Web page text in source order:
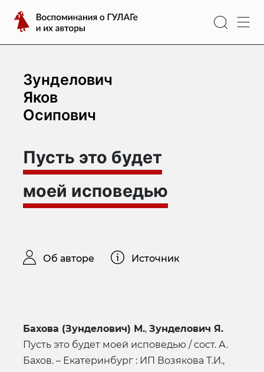
содержимому
Воспоминания
о
ГУЛАГе
их
авторы
Зунделович
Яков
Осипович
Пусть это будет
моей исповедью
Об авторе Источник
Бахова (Зунделович) М., Зунделович Я.
Пусть это будет моей исповедью / сост. А.
Бахов. – Екатеринбург : ИП Возякова Т.И.,